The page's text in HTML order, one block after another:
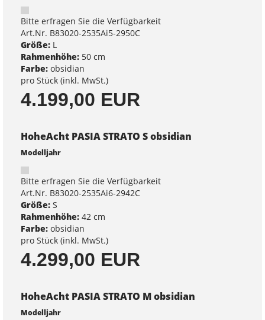
Bitte erfragen Sie die Verfügbarkeit
Art.Nr. B83020-2535Ai5-2950C
Größe: L
Rahmenhöhe: 50 cm
Farbe: obsidian
pro Stück (inkl. MwSt.)
4.199,00 EUR
HoheAcht PASIA STRATO S obsidian
Modelljahr
Bitte erfragen Sie die Verfügbarkeit
Art.Nr. B83020-2535Ai6-2942C
Größe: S
Rahmenhöhe: 42 cm
Farbe: obsidian
pro Stück (inkl. MwSt.)
4.299,00 EUR
HoheAcht PASIA STRATO M obsidian
Modelljahr